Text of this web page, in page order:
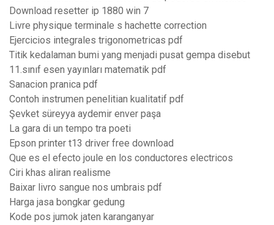
Download resetter ip 1880 win 7
Livre physique terminale s hachette correction
Ejercicios integrales trigonometricas pdf
Titik kedalaman bumi yang menjadi pusat gempa disebut
11.sınıf esen yayınları matematik pdf
Sanacion pranica pdf
Contoh instrumen penelitian kualitatif pdf
Şevket süreyya aydemir enver paşa
La gara di un tempo tra poeti
Epson printer t13 driver free download
Que es el efecto joule en los conductores electricos
Ciri khas aliran realisme
Baixar livro sangue nos umbrais pdf
Harga jasa bongkar gedung
Kode pos jumok jaten karanganyar